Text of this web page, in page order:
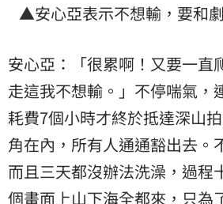
▲安心亞表示不想輸，要和
安心亞：「很累啊！又要一直
走這我不想輸。」不停喘氣，
耗費7個小時才終於抵達深山
角在內，所有人通通豁出去。
而且三天都沒辦法洗澡，過程
個畫面上山下海全都來，只為